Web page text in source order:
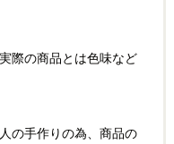
際の商品とは色味など
の手作りの為、商品の